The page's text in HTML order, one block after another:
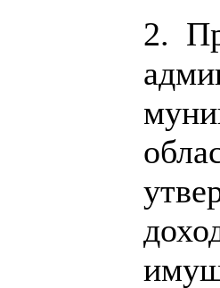
2.